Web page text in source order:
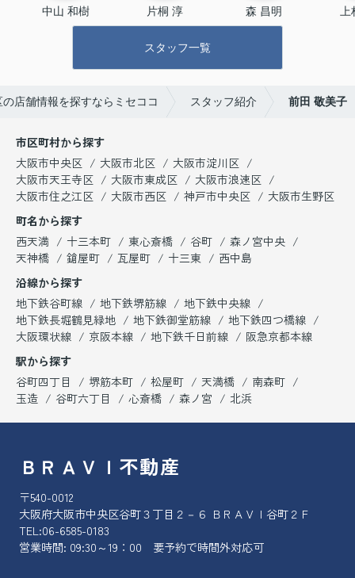
中山 和樹 片桐 淳 森 昌明
スタッフ一覧
店舗情報を探すならミセココ スタッフ紹介 前田 敬美子
市区町村から探す
大阪市中央区
大阪市北区
大阪市淀川区
大阪市天王寺区
大阪市東成区
大阪市浪速区
大阪市住之江区
大阪市西区 神戸市中央区
大阪市生野区
町名から探す
西天満
十三本町 東心斎橋 谷町
森ノ宮中央
天神橋
鎗屋町 瓦屋町 十三東
西中島
沿線から探す
地下鉄谷町線
地下鉄堺筋線
地下鉄中央線
地下鉄長堀鶴見緑地
地下鉄御堂筋線
地下鉄四つ橋線
大阪環状線
京阪本線 地下鉄千日前線
阪急京都本線
駅から探す
谷町四丁目
堺筋本町 松屋町 天満橋
南森町
玉造
谷町六丁目 心斎橋 森ノ宮 北浜
ＢＲＡＶＩ不動産
〒540-0012
大阪府大阪市中央区谷町３丁目２－６ ＢＲＡＶＩ谷町２Ｆ
TEL:06-6585-0183
営業時間: 09:30～19：00 要予約で時間外対応可